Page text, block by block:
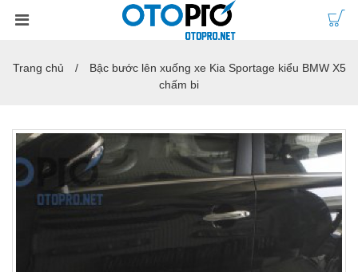
Trang chủ
Bậc bước lên xuống xe Kia Sportage kiểu BMW X5
chấm bi